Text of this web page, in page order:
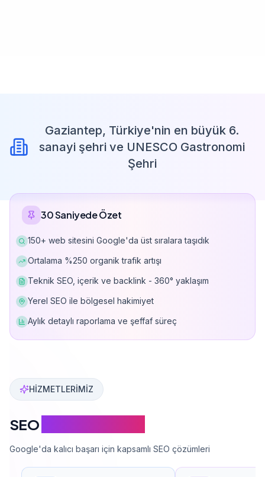
Gaziantep, Türkiye'nin en büyük 6.
sanayi şehri ve UNESCO Gastronomi
Şehri
30 Saniyede Özet
150+ web sitesini Google'da üst sıralara taşıdık
Ortalama %250 organik trafik artışı
Teknik SEO, içerik ve backlink - 360° yaklaşım
Yerel SEO ile bölgesel hakimiyet
Aylık detaylı raporlama ve şeffaf süreç
Can Davarcı, 150'den fazla web sitesini Google'da üst
HİZMETLERİMİZ
SEO
Google'da kalıcı başarı için kapsamlı SEO çözümleri